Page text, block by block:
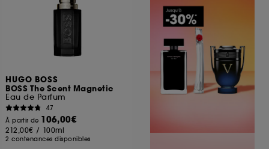
HUGO BOSS
BOSS The Scent Magnetic
Eau de Parfum
47
À partir de 106,00€
212,00€ / 100ml
2 contenances disponibles